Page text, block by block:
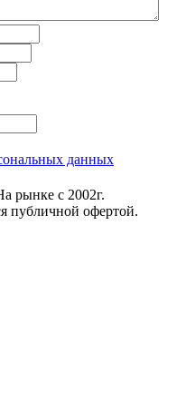
данных
рынке с 2002г.
публичной офертой.